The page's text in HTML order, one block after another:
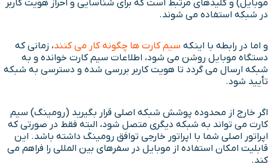
موبایل) و کلیدهای مرتبط است که برای شناسایی و احراز هویت کاربر
در شبکه استفاده می شوند.
و اما در رابطه با اینکه سیم کارت ها چگونه کار می کنند، زمانی که
دستگاه موبایل روشن می شود، اطلاعات سیم کارت خوانده و به
شبکه ارسال می گردد تا هویت کاربر بررسی شده و دسترسی به شبکه
تأیید شود.
اگر خارج از محدوده پوشش شبکه اصلی قرار بگیرید (رومینگ) سیم
کارت می تواند به شبکه دیگری متصل شود، البته فقط در صورتی که
اپراتور اصلی شما با اپراتور خارجی توافق رومینگ داشته باشد. این
قابلیت امکان استفاده از موبایل در سفرهای بین المللی را فراهم می
کند.